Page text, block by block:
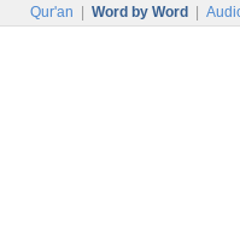
Qur'an Word by Word